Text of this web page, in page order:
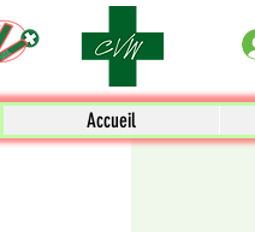
Accueil